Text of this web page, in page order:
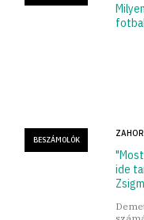
BESZÁMOLÓK
ide